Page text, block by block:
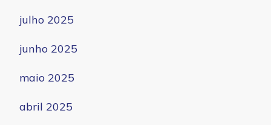
julho 2025
junho 2025
maio 2025
abril 2025